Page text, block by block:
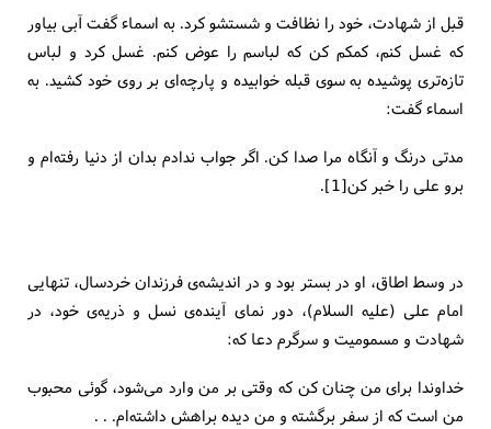
قبل از شهادت، خود را نظافت و شستشو كرد. به اسماء گفت آبی بیاور
كه غسل كنم، كمكم كن كه لباسم را عوض كنم. غسل كرد و لباس
تازه‌تری پوشیده به سوی قبله خوابیده و پارچه‌ای بر روی خود كشید. به
اسماء گفت:
مدتی درنگ و آنگاه مرا صدا كن. اگر جواب ندادم بدان از دنیا رفته‌ام و
برو علی را خبر كن[1].
در وسط اطاق، او در بستر بود و در اندیشه‌ی فرزندان خردسال، تنهایی
امام علی (علیه السلام)، دور نمای آینده‌ی نسل و ذریه‌ی خود، در
شهادت و مسمومیت و سرگرم دعا كه:
خداوندا برای من چنان كن كه وقتی بر من وارد می‌شود، گوئی محبوب
من است كه از سفر برگشته و من دیده براهش داشته‌ام. . .